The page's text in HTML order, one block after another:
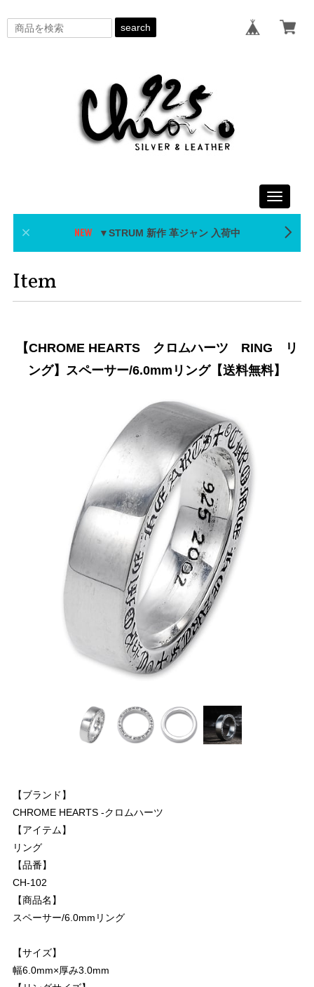
search
Toggle
▼STRUM 新作 革ジャン 入荷中
Item
【CHROME HEARTS クロムハーツ RING リ
ング】スペーサー/6.0mmリング【送料無料】
【ブランド】
CHROME HEARTS -クロムハーツ
【アイテム】
リング
【品番】
CH-102
【商品名】
スペーサー/6.0mmリング
【サイズ】
幅6.0mm×厚み3.0mm